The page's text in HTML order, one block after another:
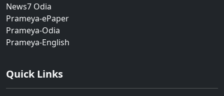
News7 Odia
Prameya-ePaper
Prameya-Odia
Prameya-English
Quick Links